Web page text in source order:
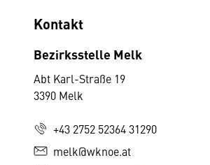
Kontakt
Bezirksstelle Melk
Abt Karl-Straße 19
3390 Melk
+43 2752 52364 31290
melk@wknoe.at